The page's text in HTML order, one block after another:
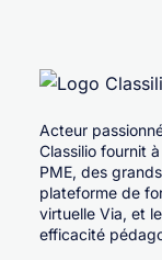
Acteur
Classilio fournit
PME, des
plateforme de
virtuelle Via, et
efficacité